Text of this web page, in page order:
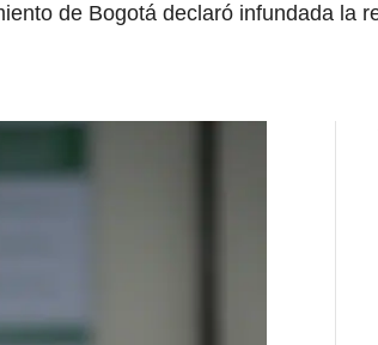
de Bogotá declaró infundada la